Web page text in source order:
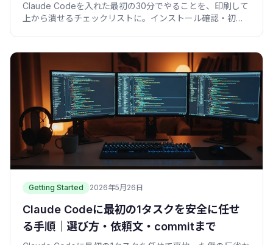
Claude Codeを入れた最初の30分でやることを、印刷して
上から潰せるチェックリストに。インストール確認・初プ
Getting Started 2026年5月26日
Claude Codeに最初の1タスクを安全に任せ
る手順｜選び方・依頼文・commitまで